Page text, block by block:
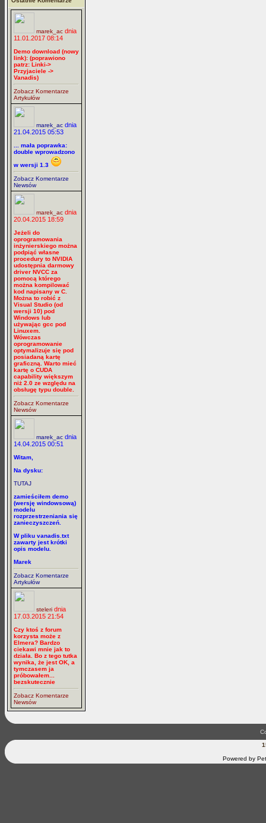
marek_ac dnia
11.01.2017 08:14
Demo download (nowy
link): (poprawiono
patrz: Linki->
Przyjaciele ->
Vanadis)
Zobacz Komentarze
Artykułów
marek_ac dnia
21.04.2015 05:53
... mała poprawka:
double wprowadzono
w wersji 1.3
Zobacz Komentarze
Newsów
marek_ac dnia
20.04.2015 18:59
Jeżeli do
oprogramowania
inżynierskiego można
podpiąć własne
procedury to NVIDIA
udostępnia darmowy
driver NVCC za
pomocą którego
można kompilować
kod napisany w C.
Można to robić z
Visual Studio (od
wersji 10) pod
Windows lub
używając gcc pod
Linuxem.
Wówczas
oprogramowanie
optymalizuje się pod
posiadaną kartę
graficzną. Warto mieć
kartę o CUDA
capability większym
niż 2.0 ze względu na
obsługę typu double.
Zobacz Komentarze
Newsów
marek_ac dnia
14.04.2015 00:51
Witam,
Na dysku:
TUTAJ
zamieściłem demo
(wersję windowsową)
modelu
rozprzestrzeniania się
zanieczyszczeń.
W pliku vanadis.txt
zawarty jest krótki
opis modelu.
Marek
Zobacz Komentarze
Artykułów
steleri dnia
17.03.2015 21:54
Czy ktoś z forum
korzysta może z
Elmera? Bardzo
ciekawi mnie jak to
działa. Bo z tego tutka
wynika, że jest OK, a
tymczasem ja
próbowałem...
bezskutecznie
Zobacz Komentarze
Newsów
Powered by